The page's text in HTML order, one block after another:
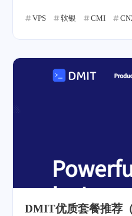
VPS 软银 CMI
DMIT优质套餐推荐